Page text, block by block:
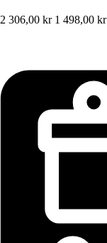
2 306,00 kr 1 498,00 kr